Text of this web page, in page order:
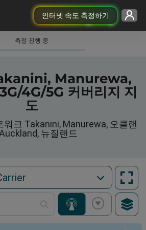
인터넷 속도 측정하기
측정 진행 중
Manurewa,
4G/5G 커버리지 지
도
크 Takanini, Manurewa, 오클랜
뉴질랜드